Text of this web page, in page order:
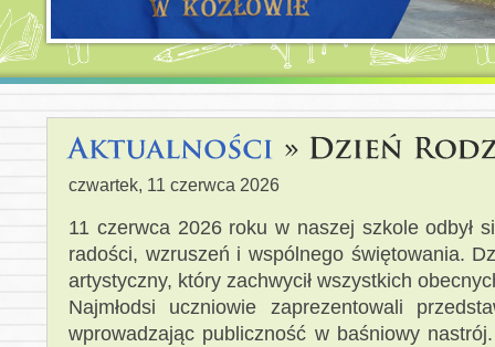
czwartek, 11 czerwca 2026
11 czerwca 2026 roku w naszej szkole odbył
radości, wzruszeń i wspólnego świętowania.
artystyczny, który zachwycił wszystkich
Najmłodsi uczniowie zaprezentowali
wprowadzając publiczność w baśniowy